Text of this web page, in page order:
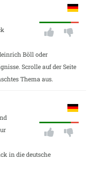
Böll oder
Scrolle auf der Seite
Thema aus.
in die deutsche